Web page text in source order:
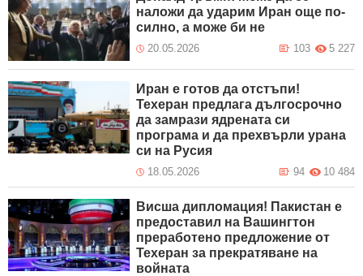
наложи да ударим Иран още по-
силно, а може би не
20.05.2026 5 227
103
Иран е готов да отстъпи!
Техеран предлага дългосрочно
да замрази ядрената си
програма и да прехвърли урана
си на Русия
18.05.2026 10 484
94
Висша дипломация! Пакистан е
предоставил на Вашингтон
преработено предложение от
Техеран за прекратяване на
войната